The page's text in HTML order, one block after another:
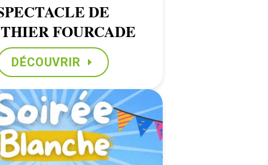
DE
FOURCADE
DÉCOUVRIR